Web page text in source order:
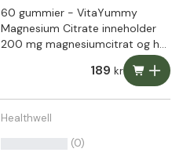
60 gummier - VitaYummy
Magnesium Citrate inneholder
200 mg magnesiumcitrat og har
189 kr
Healthwell
(0)